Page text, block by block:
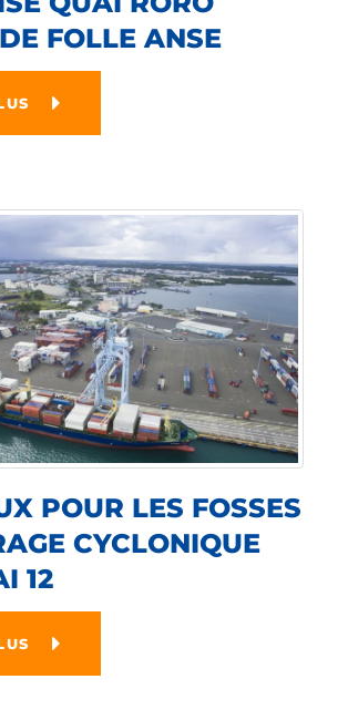
FOLLE ANSE
POUR LES FOSSES
CYCLONIQUE
12